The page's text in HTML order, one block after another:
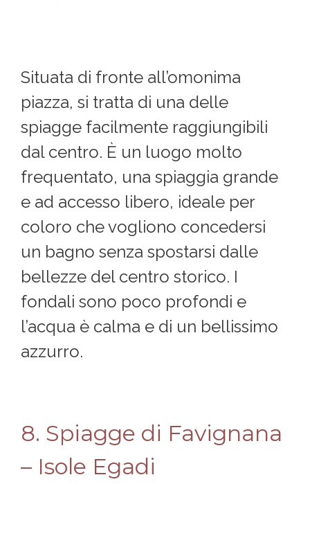
Situata di fronte all’omonima
piazza, si tratta di una delle
spiagge facilmente raggiungibili
dal centro. È un luogo molto
frequentato, una spiaggia grande
e ad accesso libero, ideale per
coloro che vogliono concedersi
un bagno senza spostarsi dalle
bellezze del centro storico. I
fondali sono poco profondi e
l’acqua è calma e di un bellissimo
azzurro.
8. Spiagge di Favignana
– Isole Egadi